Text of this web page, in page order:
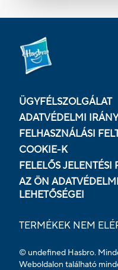
ÜGYFÉLSZOLGÁLAT
ADATVÉDELMI
FELHASZNÁLÁSI
COOKIE-K
FELELŐS JELENTÉSI
AZ ÖN
LEHETŐSÉGEI
TERMÉKEK NEM
© undefined Hasbro.
Weboldalon található